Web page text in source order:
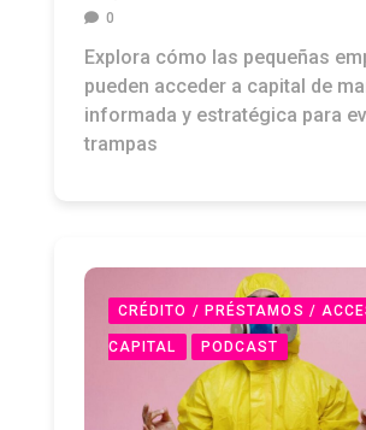
0
Explora cómo las pequeñas
pueden acceder a capital de
informada y estratégica para
trampas
CRÉDITO / PRÉSTAMOS /
CAPITAL PODCAST